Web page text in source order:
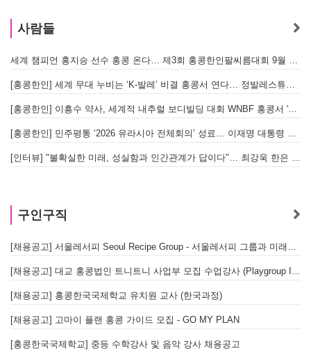
사람들
세계 챔피언 홍지승 선수 홍콩 온다… 제3회 홍콩한인팔씨름대회 9월 12일 개최
[홍콩한인] 세계 무대 누비는 ‘K-발레’ 비결 홍콩서 연다… 정발레스튜디오 개원
[홍콩한인] 이흥수 약사, 세계적 내추럴 보디빌딩 대회 WNBF 홍콩서 '마스터 부문 1위' 기염
[홍콩한인] 민주평통 ‘2026 유라시아 전체회의’ 성료… 이재명 대통령 참석으로 의미 더해
[인터뷰] "불확실한 미래, 성실함과 인간관계가 답이다"… 최강욱 한은 부소장이 청소년들에게 전하는 응원
구인구직
[채용공고] 서울레서피 Seoul Recipe Group - 서울레서피 그룹과 미래를 함께할 유능한 인재를 모십니다
[채용공고] 대교 홍콩법인 트니트니 사업부 모집 수업강사 (Playgroup Instructor)
[채용공고] 홍콩한국국제학교 유치원 교사 (한국과정)
[채용공고] 고마이 플랜 홍콩 가이드 모집 - GO MY PLAN
[홍콩한국국제학교] 중등 수학강사 및 음악 강사 채용공고